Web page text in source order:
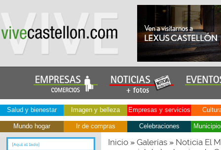
Salud y bienestar Imagen y belleza Empresas y servicios
Mundo hogar Ir de compras Celebraciones
Inicio» Galerías» Noticia El